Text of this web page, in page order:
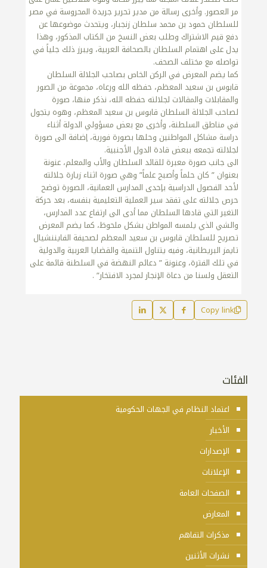
مر العصور. وأخرى رسالة من مدير تحرير جريدة المحروسة في مصر
للسلطان حمود بن محمد سلطان زنجبار، ويتحدث موضوعها عن
دفع قيم الاشتراك وطلب بعض النسخ من الكتاب المذكور، وهذا
يدل على اهتمام السلطان بالصحافة العربية، ويبرز ذلك جلياً في
تواصله مع مختلف الصحف.
كما يضم المعرض في الركن الخاص بصاحب الجلالة السلطان
قابوس بن سعيد المعظم، حفظه الله ورعاه، مجموعة من الصور
والمقابلات والمقالات لجلالته حفظه الله، نذكر منها، صورة
لصاحب الجلالة السلطان قابوس بن سعيد المعظم، وهوه يتجول
في مناطق السلطنة، وأخرى مع بعض مسؤولي الدولة أثناء
دراسة مشاكل المواطنين وحلها بصورة فورية، إضافة الى صورة
لجلالته تجمعه ببعض قادة الدول الأجنبية.
الى جانب صورة معبرة للقائد السلطان والأب والمعلم، عنونة
بعنوان ” كان حلماً وأصبح علماً” وهي صورة اثناء زيارة جلالته
لأحد الفصول الدراسية بإحدى المدارس العمانية، الصورة توضح
حرص جلالته على تفقد سير العملية التعليمية بنفسه، بعد حركة
التغير التي قادها السلطان مما أدى الى ارتفاع عدد المدارس،
والشي الذي يلمسه المواطن بشكل ملحوظ، كما يضم المعرض
تصريح للسلطان قابوس بن سعيد المعظم لصحيفة الفايننشيال
تايمز البريطانية، وفيه يتناول التنمية والقضايا العربية والدولية
في تلك الفترة، وعنونة ” دعائم النهضة في السلطنة قائمة على
التعقل ولسنا من دعاة الإنجاز لمجرد الافتخار” .
Copy link
الفئات
اعتماد النظام في الجهات الحكومية
الأخبار
الإصدارات
الإعلانات
الصفحات العامة
المعارض
مذكرات التفاهم
نشرات الأثنين